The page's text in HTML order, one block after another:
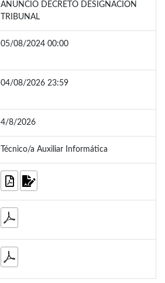
ANUNCIO DECRETO DESIGNACIÓN
TRIBUNAL
05/08/2024 00:00
04/08/2026 23:59
4/8/2026
Técnico/a Auxiliar Informática